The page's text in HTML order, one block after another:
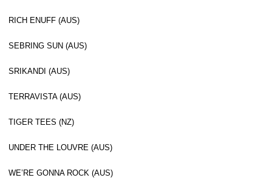
RICH ENUFF (AUS)
SEBRING SUN (AUS)
SRIKANDI (AUS)
TERRAVISTA (AUS)
TIGER TEES (NZ)
UNDER THE LOUVRE (AUS)
WE’RE GONNA ROCK (AUS)